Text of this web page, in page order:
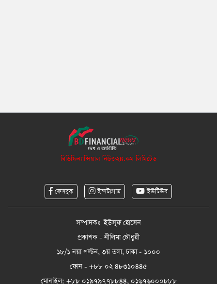
বিডিফিন্যান্সিয়াল নিউজ২৪.কম লিমিটেড
ফেসবুক ইন্সটাগ্রাম ইউটিউব
সম্পাদকঃ ইউসুফ হোসেন
প্রকাশক - নীলিমা চৌধুরী
১৮/১ নয়া পল্টন, ৩য় তলা, ঢাকা - ১০০০
ফোন - +৮৮ ০২ ৪৮৩১০৪৪৫
মোবাইল: +৮৮ ০১৯৭৯৭৭৮৮৪৪, ০১৬৭৬০০০৮৮৮